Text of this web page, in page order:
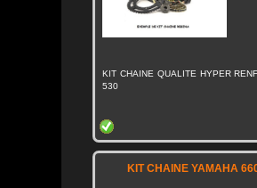
KIT CHAINE QUALITE HYPER
530
KIT CHAINE YAMAHA